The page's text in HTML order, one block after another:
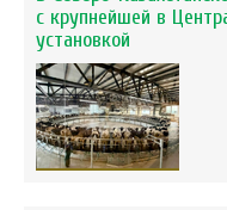
с крупнейшей в
установкой